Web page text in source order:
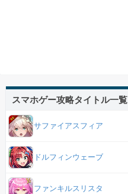
スマホゲー攻略タイトル一覧
サファイアスフィア
ドルフィンウェーブ
ファンキルスリスタ